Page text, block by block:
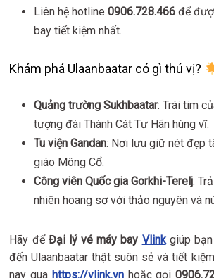
Liên hệ hotline0906.728.466 để
bay tiết kiệm nhất.
Khám phá Ulaanbaatar có gì thú vị?
Quảng trường Sukhbaatar: Trái tim
tượng đài Thành Cát Tư Hãn hùng vĩ.
Tu viện Gandan: Nơi lưu giữ nét đẹp
giáo Mông Cổ.
Công viên Quốc gia Gorkhi-Terelj:
nhiên hoang sơ với thảo nguyên và
Hãy để Đại lý vé máy bay Vlinkgiúp bạn
đến Ulaanbaatar thật suôn sẻ và tiết
nay qua https://vlink.vnhoặc gọi